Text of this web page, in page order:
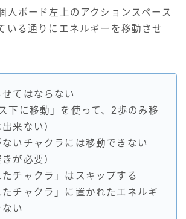
人ボード左上のアクションスペース
いる通りにエネルギーを移動させ
せてはならない
下に移動」を使って、2歩のみ移
来ない）
ないチャクラには移動できない
が必要）
たチャクラ」はスキップする
たチャクラ」に置かれたエネルギ
い